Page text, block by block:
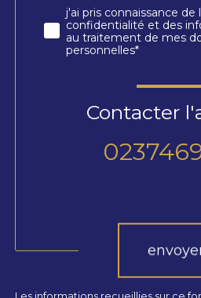
j'ai pris connaissance de
confidentialité et des
au traitement de mes
personnelles*
Contacter